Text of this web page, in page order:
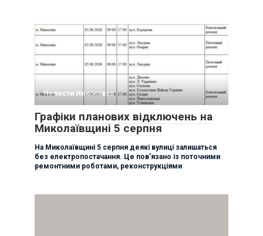
Новости Николаева
Графіки планових відключень на
Миколаївщині 5 серпня
На Миколаївщині 5 серпня деякі вулиці залишаться
без електропостачання. Це пов’язано із поточними
ремонтними роботами, реконструкціями